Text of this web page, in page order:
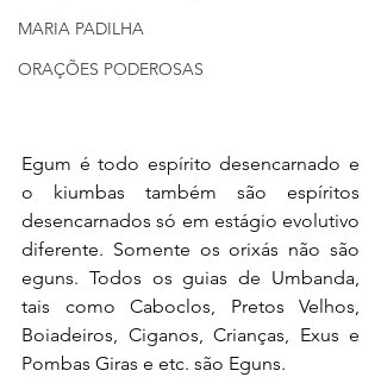
MARIA PADILHA
ORAÇÕES PODEROSAS
Egum é todo espírito desencarnado e
o kiumbas também são espíritos
desencarnados só em estágio evolutivo
diferente. Somente os orixás não são
eguns. Todos os guias de Umbanda,
tais como Caboclos, Pretos Velhos,
Boiadeiros, Ciganos, Crianças, Exus e
Pombas Giras e etc. são Eguns.